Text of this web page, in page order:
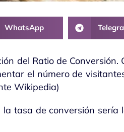
WhatsApp
del Ratio de Conversión.
el número de
Wikipedia)
tasa de conversión sería